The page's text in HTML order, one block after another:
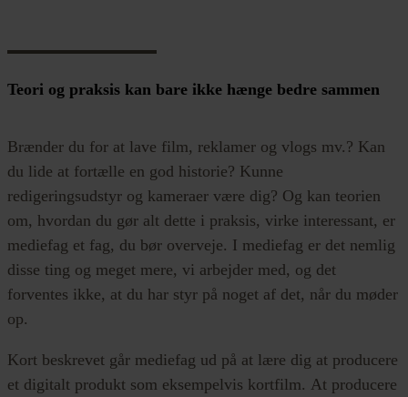
Teori og praksis kan bare ikke hænge bedre sammen
Brænder du for at lave film, reklamer og vlogs mv.? Kan
du lide at fortælle en god historie? Kunne
redigeringsudstyr og kameraer være dig? Og kan teorien
om, hvordan du gør alt dette i praksis, virke interessant, er
mediefag et fag, du bør overveje. I mediefag er det nemlig
disse ting og meget mere, vi arbejder med, og det
forventes ikke, at du har styr på noget af det, når du møder
op.
Kort beskrevet går mediefag ud på at lære dig at producere
et digitalt produkt som eksempelvis kortfilm. At producere